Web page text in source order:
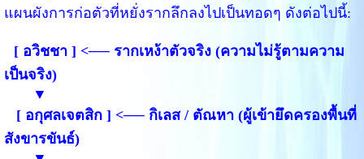
แผนผังการก่อตัวที่หยั่งรากลึกลงไปเป็นทอดๆ ดังต่อไปนี้:
[ อวิชชา ] <── รากเหง้าตัวจริง (ความไม่รู้ตามความ
เป็นจริง)
▼
[ อกุศลเจตสิก ] <── กิเลส / ตัณหา (ผู้เข้ายึดครองพื้นที่
สังขารขันธ์)